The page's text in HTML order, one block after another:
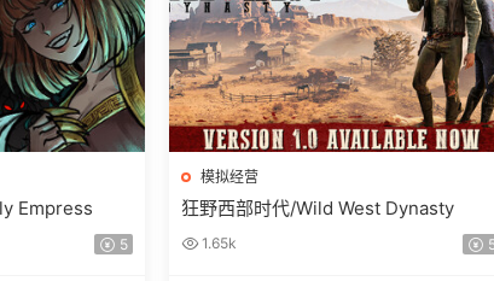
Empress
5
模拟经营
狂野西部时代/Wild West Dynasty
1.65k